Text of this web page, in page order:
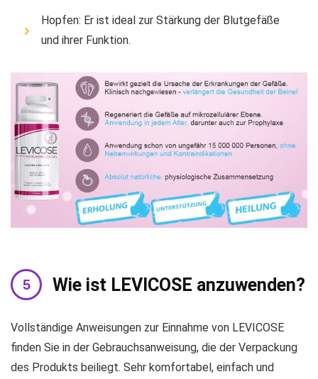
Hopfen: Er ist ideal zur Stärkung der Blutgefäße
und ihrer Funktion.
Wie ist LEVICOSE anzuwenden?
Vollständige Anweisungen zur Einnahme von LEVICOSE
finden Sie in der Gebrauchsanweisung, die der Verpackung
des Produkts beiliegt. Sehr komfortabel, einfach und